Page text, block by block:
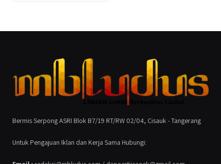
Bermis Serpong ASRI Blok B7/19 RT/RW 02/04, Cisauk - Tangerang
Untuk Pengajuan Iklan dan Kerja Sama Hubungi: